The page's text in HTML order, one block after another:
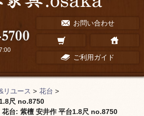
お問い合わせ
ご利用ガイド
リユース > 花台 >
尺 no.8750
花台: 紫檀 安井作 平台1.8尺 no.8750